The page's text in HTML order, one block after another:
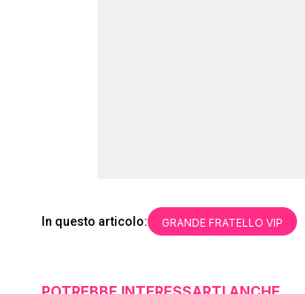
In questo articolo: GRANDE FRATELLO VIP